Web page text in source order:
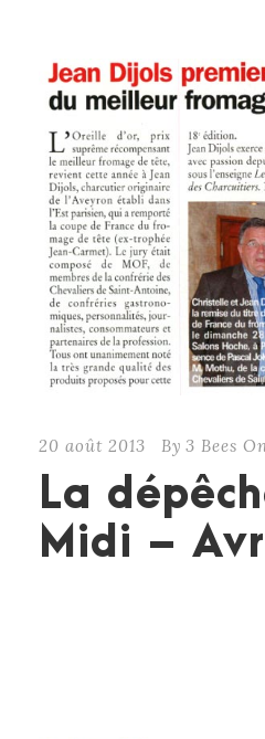
20 août 2013 By 3 Bees
La
Midi –